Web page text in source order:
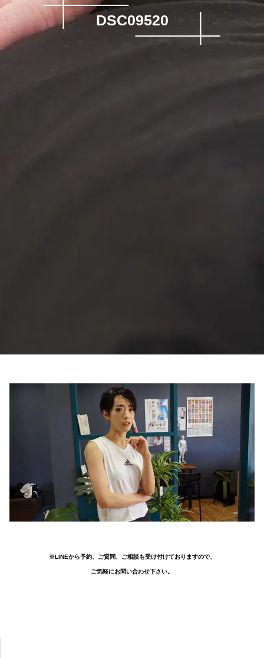
DSC09520
※LINEから予約、ご質問、ご相談も受け付けておりますので、
ご気軽にお問い合わせ下さい。